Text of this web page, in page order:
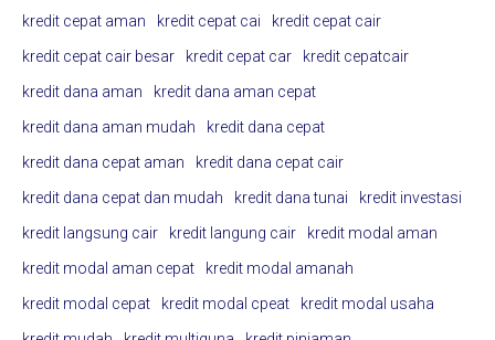
kredit cepat aman
kredit cepat cai
kredit cepat cair
kredit cepat cair besar
kredit cepat car
kredit cepatcair
kredit dana aman
kredit dana aman cepat
kredit dana aman mudah
kredit dana cepat
kredit dana cepat aman
kredit dana cepat cair
kredit dana cepat dan mudah
kredit dana tunai
kredit investasi
kredit langsung cair
kredit langung cair
kredit modal aman
kredit modal aman cepat
kredit modal amanah
kredit modal cepat
kredit modal cpeat
kredit modal usaha